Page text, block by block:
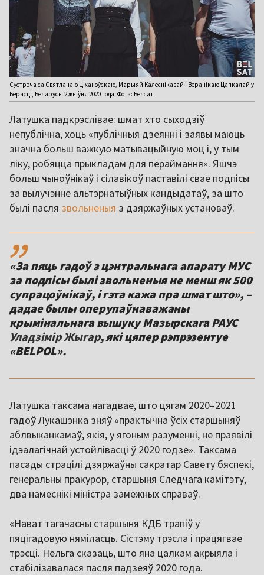
Сустрэча са Святланаю Ціханоўскаю, Марыяй Калеснікавай і Веранікаю Цапкалай у
Берасці, Беларусь. 2 жніўня 2020 года. Фота: Белсат
Латушка падкрэслівае: шмат хто сыходзіў
непублічна, хоць «публічныя дзеянні і заявы маюць
значна больш важкую матывацыйную моц і, у тым
ліку, робяцца прыкладам для пераймання». Яшчэ
больш чыноўнікаў і сілавікоў паставілі свае подпісы
за вылучэнне альтэрнатыўных кандыдатаў, за што
былі пасля звольненыя з дзяржаўных установаў.
,,
«За пяць гадоў з цэнтральнага апарату МУС
за подпісы былі звольненыя не менш як 500
супрацоўнікаў, і гэта кажа пра шмат што», –
дадае былы оперупаўнаважаны
крымінальнага вышуку Мазырскага РАУС
Уладзімір Жыгар, які цяпер рэпрэзентуе
«BELPOL».
Латушка таксама нагадвае, што цягам 2020–2021
гадоў Лукашэнка зняў «практычна ўсіх старшыняў
аблвыканкамаў, якія, у ягоным разуменні, не праявілі
ідэалагічнай устойлівасці ў 2020 годзе». Таксама
пасады страцілі дзяржаўны сакратар Савету бяспекі,
генеральны пракурор, старшыня Следчага камітэту,
два намеснікі міністра замежных справаў.
«Нават тагачасны старшыня КДБ трапіў у
пяцігадовую няміласць. Сістэму трэсла і працягвае
трэсці. Нельга сказаць, што яна цалкам акрыяла і
стабілізавалася пасля падзеяў 2020 года.